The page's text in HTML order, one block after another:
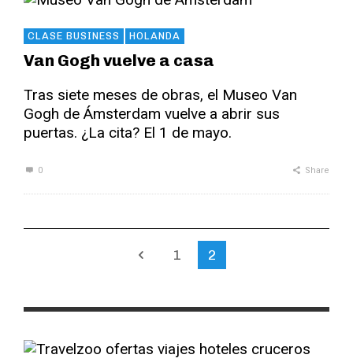
CLASE BUSINESS HOLANDA
Van Gogh vuelve a casa
Tras siete meses de obras, el Museo Van
Gogh de Ámsterdam vuelve a abrir sus
puertas. ¿La cita? El 1 de mayo.
0 Share
1 2